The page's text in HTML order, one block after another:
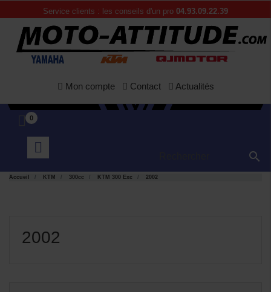
Service clients : les conseils d'un pro 04.93.09.22.39
Mon compte Contact Actualités
0

Accueil KTM 300cc KTM 300 Exc 2002
2002